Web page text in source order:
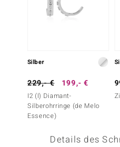
BY DE MELO
Collection
Silber
229,- € 199,- €
I2 (I) Diamant-
Silberohrringe (de Melo
Essence)
Details des